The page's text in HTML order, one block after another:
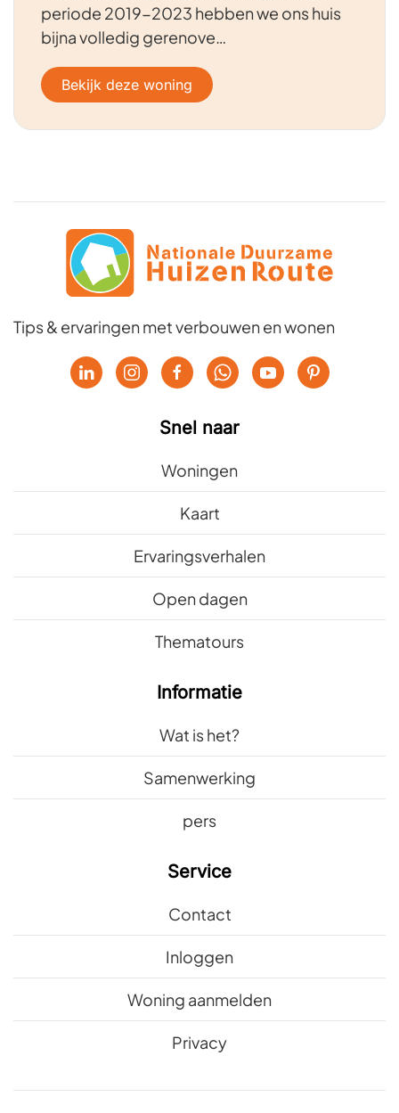
periode 2019-2023 hebben we ons huis
bijna volledig gerenove…
Bekijk deze woning
Tips & ervaringen met verbouwen en wonen
Snel naar
Woningen
Kaart
Ervaringsverhalen
Open dagen
Thematours
Informatie
Wat is het?
Samenwerking
pers
Service
Contact
Inloggen
Woning aanmelden
Privacy